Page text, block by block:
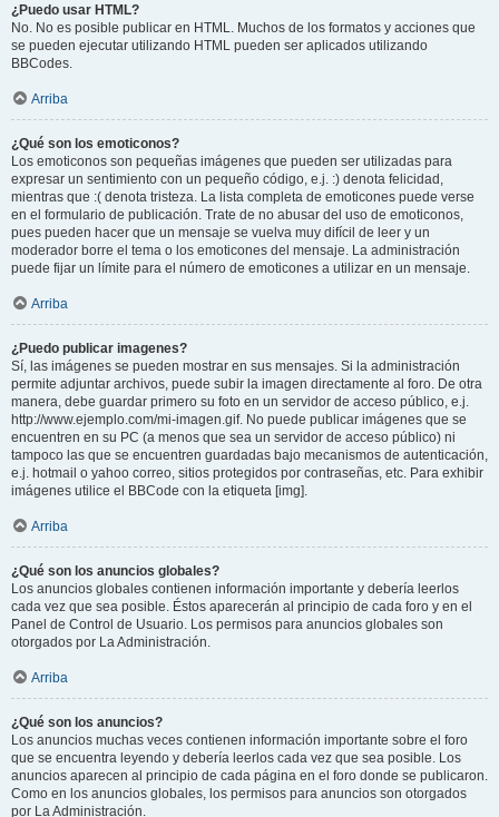
¿Puedo usar HTML?
No. No es posible publicar en HTML. Muchos de los formatos y acciones que
se pueden ejecutar utilizando HTML pueden ser aplicados utilizando
BBCodes.
Arriba
¿Qué son los emoticonos?
Los emoticonos son pequeñas imágenes que pueden ser utilizadas para
expresar un sentimiento con un pequeño código, e.j. :) denota felicidad,
mientras que :( denota tristeza. La lista completa de emoticones puede verse
en el formulario de publicación. Trate de no abusar del uso de emoticonos,
pues pueden hacer que un mensaje se vuelva muy difícil de leer y un
moderador borre el tema o los emoticones del mensaje. La administración
puede fijar un límite para el número de emoticones a utilizar en un mensaje.
Arriba
¿Puedo publicar imagenes?
Sí, las imágenes se pueden mostrar en sus mensajes. Si la administración
permite adjuntar archivos, puede subir la imagen directamente al foro. De otra
manera, debe guardar primero su foto en un servidor de acceso público, e.j.
http://www.ejemplo.com/mi-imagen.gif. No puede publicar imágenes que se
encuentren en su PC (a menos que sea un servidor de acceso público) ni
tampoco las que se encuentren guardadas bajo mecanismos de autenticación,
e.j. hotmail o yahoo correo, sitios protegidos por contraseñas, etc. Para exhibir
imágenes utilice el BBCode con la etiqueta [img].
Arriba
¿Qué son los anuncios globales?
Los anuncios globales contienen información importante y debería leerlos
cada vez que sea posible. Éstos aparecerán al principio de cada foro y en el
Panel de Control de Usuario. Los permisos para anuncios globales son
otorgados por La Administración.
Arriba
¿Qué son los anuncios?
Los anuncios muchas veces contienen información importante sobre el foro
que se encuentra leyendo y debería leerlos cada vez que sea posible. Los
anuncios aparecen al principio de cada página en el foro donde se publicaron.
Como en los anuncios globales, los permisos para anuncios son otorgados
por La Administración.